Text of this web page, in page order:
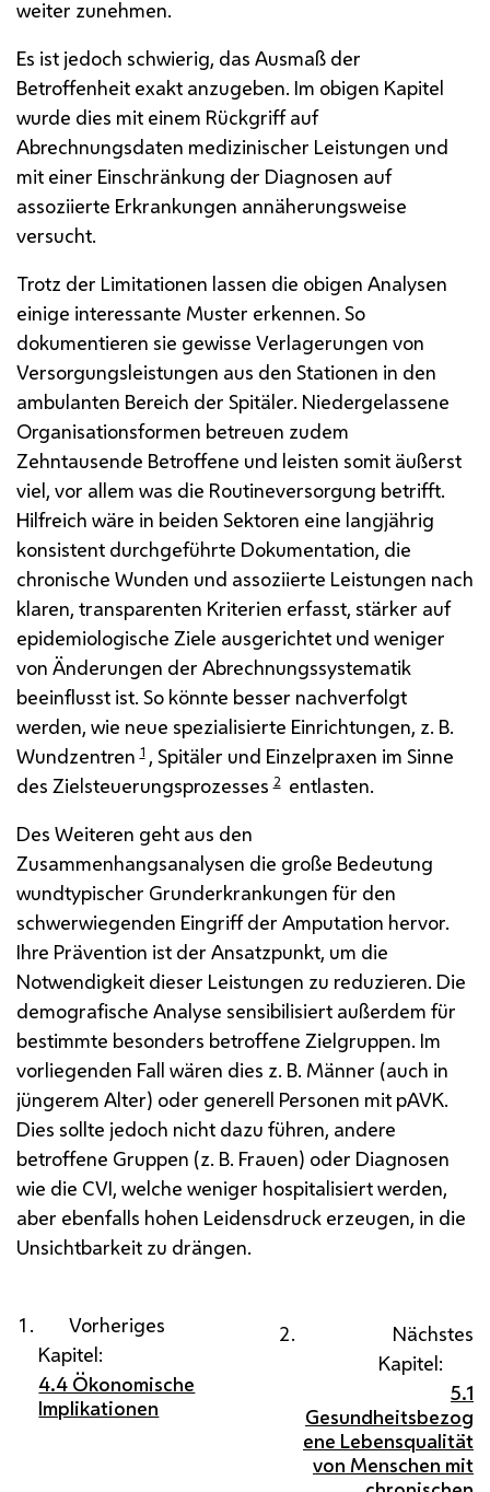
weiter zunehmen.
Es ist jedoch schwierig, das Ausmaß der
Betroffenheit exakt anzugeben. Im obigen Kapitel
wurde dies mit einem Rückgriff auf
Abrechnungsdaten medizinischer Leistungen und
mit einer Einschränkung der Diagnosen auf
assoziierte Erkrankungen annäherungsweise
versucht.
Trotz der Limitationen lassen die obigen Analysen
einige interessante Muster erkennen. So
dokumentieren sie gewisse Verlagerungen von
Versorgungsleistungen aus den Stationen in den
ambulanten Bereich der Spitäler. Niedergelassene
Organisationsformen betreuen zudem
Zehntausende Betroffene und leisten somit äußerst
viel, vor allem was die Routineversorgung betrifft.
Hilfreich wäre in beiden Sektoren eine langjährig
konsistent durchgeführte Dokumentation, die
chronische Wunden und assoziierte Leistungen nach
klaren, transparenten Kriterien erfasst, stärker auf
epidemiologische Ziele ausgerichtet und weniger
von Änderungen der Abrechnungssystematik
beeinflusst ist. So könnte besser nachverfolgt
werden, wie neue spezialisierte Einrichtungen, z. B.
Wundzentren 1 , Spitäler und Einzelpraxen im Sinne
des Zielsteuerungsprozesses 2 entlasten.
Des Weiteren geht aus den
Zusammenhangsanalysen die große Bedeutung
wundtypischer Grunderkrankungen für den
schwerwiegenden Eingriff der Amputation hervor.
Ihre Prävention ist der Ansatzpunkt, um die
Notwendigkeit dieser Leistungen zu reduzieren. Die
demografische Analyse sensibilisiert außerdem für
bestimmte besonders betroffene Zielgruppen. Im
vorliegenden Fall wären dies z. B. Männer (auch in
jüngerem Alter) oder generell Personen mit pAVK.
Dies sollte jedoch nicht dazu führen, andere
betroffene Gruppen (z. B. Frauen) oder Diagnosen
wie die CVI, welche weniger hospitalisiert werden,
aber ebenfalls hohen Leidensdruck erzeugen, in die
Unsichtbarkeit zu drängen.
Vorheriges
Kapitel:
4.4 Ökonomische
Implikationen
Nächstes
Kapitel:
5.1
Gesundheitsbezog
ene Lebensqualität
von Menschen mit